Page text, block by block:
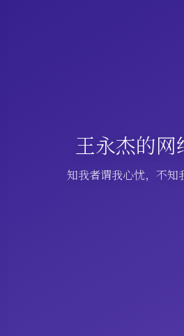
王永杰的网
知我者谓我心忧，不知